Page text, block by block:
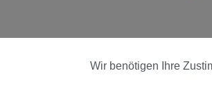
Wir benötigen Ihre